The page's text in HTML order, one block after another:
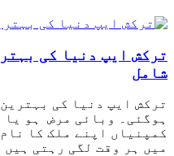
ترکش ایپ دنیا کی
شامل
ترکش ایپ دنیا کی
ہوگئی۔ وبائی مرض ہو
کمپنیاں اپنے ملک کا
میں ہر وقت لگی رہتی ہیں